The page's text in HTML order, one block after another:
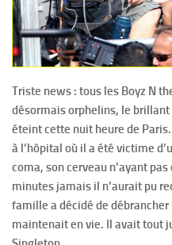
Triste news : tous les Boyz N
désormais orphelins, le brillant
éteint cette nuit heure de
à l’hôpital où il a été victime
coma, son cerveau n’ayant
minutes jamais il n’aurait pu
famille a décidé de
maintenait en vie. Il avait tout